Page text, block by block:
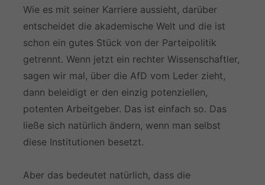
Wie es mit seiner Karriere aussieht, darüber
entscheidet die akademische Welt und die ist
schon ein gutes Stück von der Parteipolitik
getrennt. Wenn jetzt ein rechter Wissenschaftler,
sagen wir mal, über die AfD vom Leder zieht,
dann beleidigt er den einzig potenziellen,
potenten Arbeitgeber. Das ist einfach so. Das
ließe sich natürlich ändern, wenn man selbst
diese Institutionen besetzt.
Aber das bedeutet natürlich, dass die